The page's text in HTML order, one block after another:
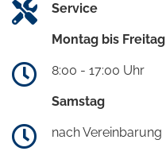
Service
Montag bis Freitag
8:00 - 17:00 Uhr
Samstag
nach Vereinbarung